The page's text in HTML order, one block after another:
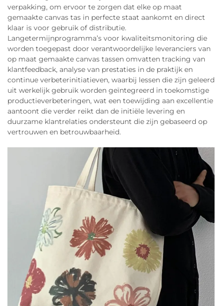
verpakking, om ervoor te zorgen dat elke op maat
gemaakte canvas tas in perfecte staat aankomt en direct
klaar is voor gebruik of distributie.
Langetermijnprogramma’s voor kwaliteitsmonitoring die
worden toegepast door verantwoordelijke leveranciers van
op maat gemaakte canvas tassen omvatten tracking van
klantfeedback, analyse van prestaties in de praktijk en
continue verbeterinitiatieven, waarbij lessen die zijn geleerd
uit werkelijk gebruik worden geïntegreerd in toekomstige
productieverbeteringen, wat een toewijding aan excellentie
aantoont die verder reikt dan de initiële levering en
duurzame klantrelaties ondersteunt die zijn gebaseerd op
vertrouwen en betrouwbaarheid.